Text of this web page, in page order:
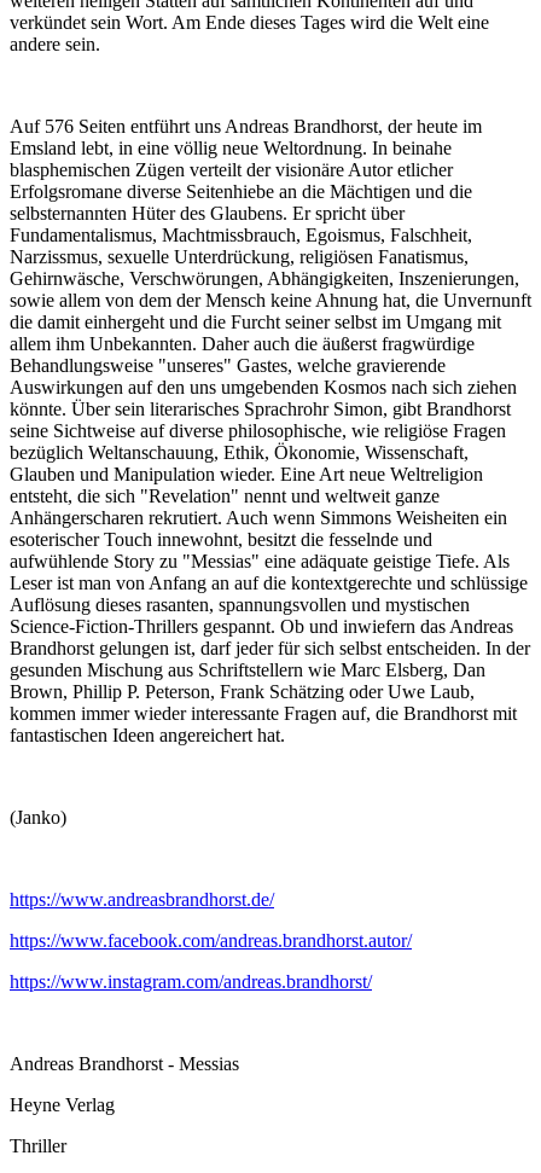
verkündet sein Wort. Am Ende dieses Tages wird die Welt eine
andere sein.
Auf 576 Seiten entführt uns Andreas Brandhorst, der heute im
Emsland lebt, in eine völlig neue Weltordnung. In beinahe
blasphemischen Zügen verteilt der visionäre Autor etlicher
Erfolgsromane diverse Seitenhiebe an die Mächtigen und die
selbsternannten Hüter des Glaubens. Er spricht über
Fundamentalismus, Machtmissbrauch, Egoismus, Falschheit,
Narzissmus, sexuelle Unterdrückung, religiösen Fanatismus,
Gehirnwäsche, Verschwörungen, Abhängigkeiten, Inszenierungen,
sowie allem von dem der Mensch keine Ahnung hat, die Unvernunft
die damit einhergeht und die Furcht seiner selbst im Umgang mit
allem ihm Unbekannten. Daher auch die äußerst fragwürdige
Behandlungsweise "unseres" Gastes, welche gravierende
Auswirkungen auf den uns umgebenden Kosmos nach sich ziehen
könnte. Über sein literarisches Sprachrohr Simon, gibt Brandhorst
seine Sichtweise auf diverse philosophische, wie religiöse Fragen
bezüglich Weltanschauung, Ethik, Ökonomie, Wissenschaft,
Glauben und Manipulation wieder. Eine Art neue Weltreligion
entsteht, die sich "Revelation" nennt und weltweit ganze
Anhängerscharen rekrutiert. Auch wenn Simmons Weisheiten ein
esoterischer Touch innewohnt, besitzt die fesselnde und
aufwühlende Story zu "Messias" eine adäquate geistige Tiefe. Als
Leser ist man von Anfang an auf die kontextgerechte und schlüssige
Auflösung dieses rasanten, spannungsvollen und mystischen
Science-Fiction-Thrillers gespannt. Ob und inwiefern das Andreas
Brandhorst gelungen ist, darf jeder für sich selbst entscheiden. In der
gesunden Mischung aus Schriftstellern wie Marc Elsberg, Dan
Brown, Phillip P. Peterson, Frank Schätzing oder Uwe Laub,
kommen immer wieder interessante Fragen auf, die Brandhorst mit
fantastischen Ideen angereichert hat.
(Janko)
https://www.andreasbrandhorst.de/
https://www.facebook.com/andreas.brandhorst.autor/
https://www.instagram.com/andreas.brandhorst/
Andreas Brandhorst - Messias
Heyne Verlag
Thriller